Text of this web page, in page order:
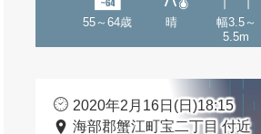
55～64歳 晴
幅3.5～
5.5m
2020年2月16日(日)18:15
海部郡蟹江町宝二丁目 付近